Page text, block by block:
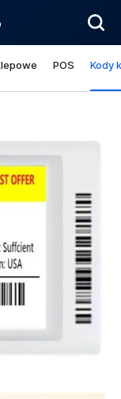
POS Kody